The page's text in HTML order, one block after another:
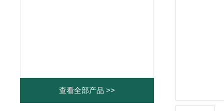
查看全部产品 >>